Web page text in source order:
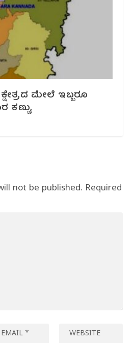
ಮೇಲೆ ಇಬ್ಬರೂ
not be published. Required